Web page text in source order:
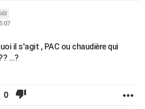
il s'agit , PAC ou chaudière qui
...?
0